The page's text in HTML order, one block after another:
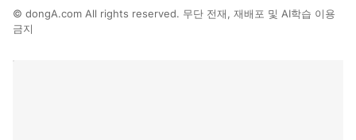
© dongA.com All rights reserved. 무단 전재, 재배포 및 AI학습 이용
금지